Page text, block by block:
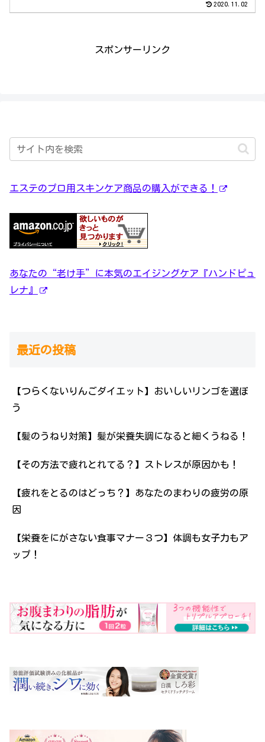
2020.11.02
スポンサーリンク
エステのプロ用スキンケア商品の購入ができる！
あなたの“老け手”に本気のエイジングケア『ハンドピュ
レナ』
最近の投稿
【つらくないりんごダイエット】おいしいリンゴを選ぼ
う
【髪のうねり対策】髪が栄養失調になると細くうねる！
【その方法で疲れとれてる？】ストレスが原因かも！
【疲れをとるのはどっち？】あなたのまわりの疲労の原
因
【栄養をにがさない食事マナー３つ】体調も女子力もア
ップ！